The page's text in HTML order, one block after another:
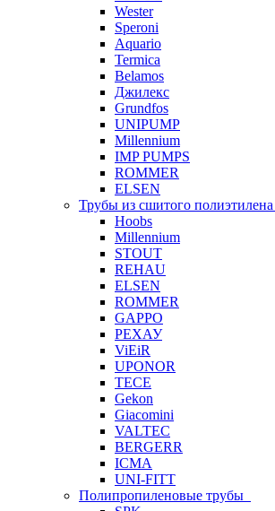
Wester
Speroni
Aquario
Termica
Belamos
Джилекс
Grundfos
UNIPUMP
Millennium
IMP PUMPS
ROMMER
ELSEN
Трубы из сшитого полиэтилена
Hoobs
Millennium
STOUT
REHAU
ELSEN
ROMMER
GAPPO
РЕХАУ
ViEiR
UPONOR
TECE
Gekon
Giacomini
VALTEC
BERGERR
ICMA
UNI-FITT
Полипропиленовые трубы